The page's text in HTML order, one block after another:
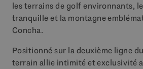
les terrains de golf environnants,
tranquille et la montagne
Concha.
Positionné sur la deuxième ligne
terrain allie intimité et exclusivité